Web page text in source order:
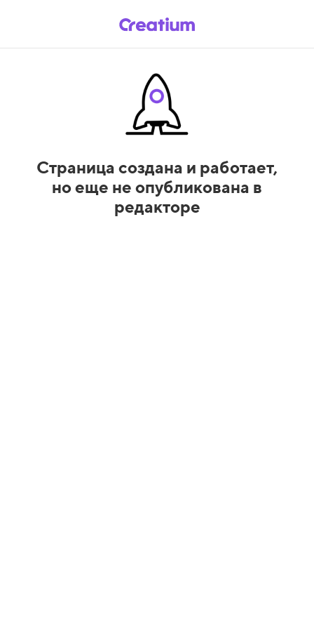
Страница создана и работает,
но еще не опубликована в
редакторе